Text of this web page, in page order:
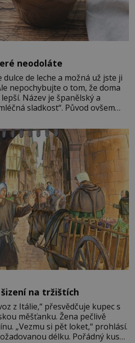
neodoláte
de leche a možná už jste ji
nepochybujte o tom, že doma
Název je španělský a
sladkost“. Původ ovšem
zemí a k tomu
na tržištích
z Itálie,“ přesvědčuje kupec s
měšťanku. Žena pečlivě
„Vezmu si pět loket,“ prohlásí.
délku. Pořádný kus